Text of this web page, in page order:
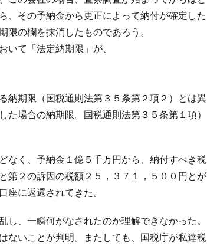
、その予納金から更正によって納付が確定した
の欄を抹消したものであろう。
て「法定納期限」が、
納期限（国税通則法第３５条第２項２）とは異
場合の納期限。国税通則法第３５条第１項）
く、予納金１億５千万円から、納付すべき税
第２の訴因の税額２５，３７１，５００円とが
座に返還されてきた。
、一瞬何がなされたのか理解できなかった。
いことが判明。またしても、国税庁が私達税